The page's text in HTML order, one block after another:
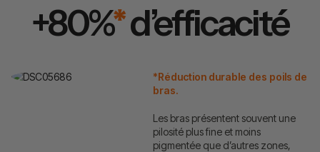
+80%*d’efficacité
*Réduction durable des poils de
bras.
Les bras présentent souvent une
pilosité plus fine et moins
pigmentée que d’autres zones,